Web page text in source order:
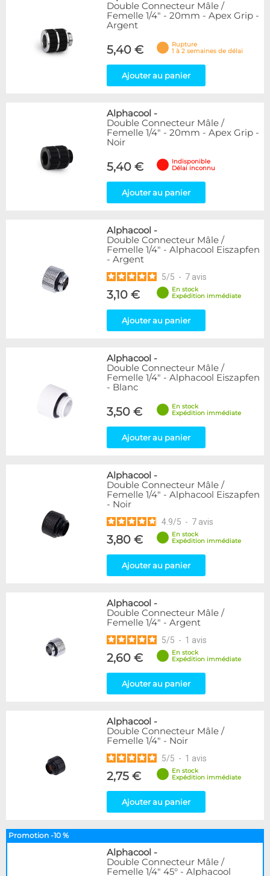
Double Connecteur Mâle /
Femelle 1/4" - 20mm - Apex Grip -
Argent
5,40 €
Rupture
1 à 2 semaines de délai
Ajouter au panier
Alphacool -
Double Connecteur Mâle /
Femelle 1/4" - 20mm - Apex Grip -
Noir
5,40 €
Indisponible
Délai inconnu
Ajouter au panier
Alphacool -
Double Connecteur Mâle /
Femelle 1/4" - Alphacool Eiszapfen
- Argent
5/5 - 7 avis
3,10 €
En stock
Expédition immédiate
Ajouter au panier
Alphacool -
Double Connecteur Mâle /
Femelle 1/4" - Alphacool Eiszapfen
- Blanc
3,50 €
En stock
Expédition immédiate
Ajouter au panier
Alphacool -
Double Connecteur Mâle /
Femelle 1/4" - Alphacool Eiszapfen
- Noir
4.9/5 - 7 avis
3,80 €
En stock
Expédition immédiate
Ajouter au panier
Alphacool -
Double Connecteur Mâle /
Femelle 1/4" - Argent
5/5 - 1 avis
2,60 €
En stock
Expédition immédiate
Ajouter au panier
Alphacool -
Double Connecteur Mâle /
Femelle 1/4" - Noir
5/5 - 1 avis
2,75 €
En stock
Expédition immédiate
Ajouter au panier
Promotion -10 %
Alphacool -
Double Connecteur Mâle /
Femelle 1/4" 45° - Alphacool